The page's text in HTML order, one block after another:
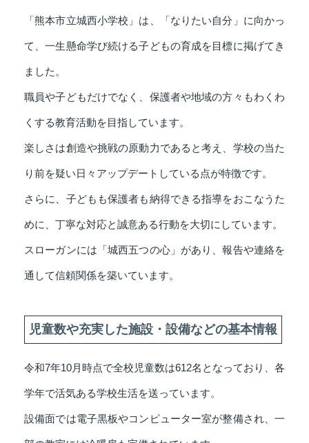
「熊本市立城西小学校」は、「なりたい自分」に向かっ
て、一生懸命学び続ける子どもの育成を目標に掲げてき
ました。
職員や子どもだけでなく、保護者や地域の方々もわくわ
くする教育活動を目指しています。
楽しさは創造や挑戦の原動力であると考え、学校の当た
り前を疑い日々アップデートしている点が特徴です。
さらに、子どもも保護者も納得できる指導をおこなうた
めに、丁寧な対応と誠意ある行動を大切にしています。
スローガンには「城西五つの心」があり、報告や連絡を
通して信頼関係を築いています。
児童数や充実した施設・設備などの基本情報
令和7年10月時点で全校児童数は612名となっており、各
学年で活気ある学校生活を送っています。
設備面では電子黒板やコンピューター室が整備され、一